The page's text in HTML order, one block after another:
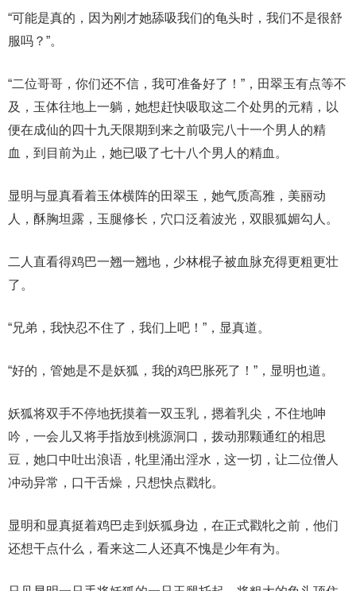
“可能是真的，因为刚才她舔吸我们的龟头时，我们不是很舒
服吗？”。
“二位哥哥，你们还不信，我可准备好了！”，田翠玉有点等不
及，玉体往地上一躺，她想赶快吸取这二个处男的元精，以
便在成仙的四十九天限期到来之前吸完八十一个男人的精
血，到目前为止，她已吸了七十八个男人的精血。
显明与显真看着玉体横阵的田翠玉，她气质高雅，美丽动
人，酥胸坦露，玉腿修长，穴口泛着波光，双眼狐媚勾人。
二人直看得鸡巴一翘一翘地，少林棍子被血脉充得更粗更壮
了。
“兄弟，我快忍不住了，我们上吧！”，显真道。
“好的，管她是不是妖狐，我的鸡巴胀死了！”，显明也道。
妖狐将双手不停地抚摸着一双玉乳，摁着乳尖，不住地呻
吟，一会儿又将手指放到桃源洞口，拨动那颗通红的相思
豆，她口中吐出浪语，牝里涌出淫水，这一切，让二位僧人
冲动异常，口干舌燥，只想快点戳牝。
显明和显真挺着鸡巴走到妖狐身边，在正式戳牝之前，他们
还想干点什么，看来这二人还真不愧是少年有为。